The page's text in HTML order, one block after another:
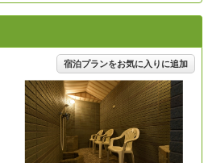
宿泊プランをお気に入りに追加